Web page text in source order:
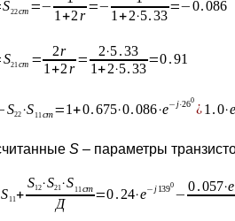
S – параметры